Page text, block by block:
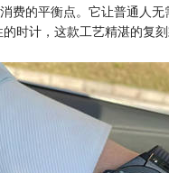
费的平衡点。它让普通人
时计，这款工艺精湛的复